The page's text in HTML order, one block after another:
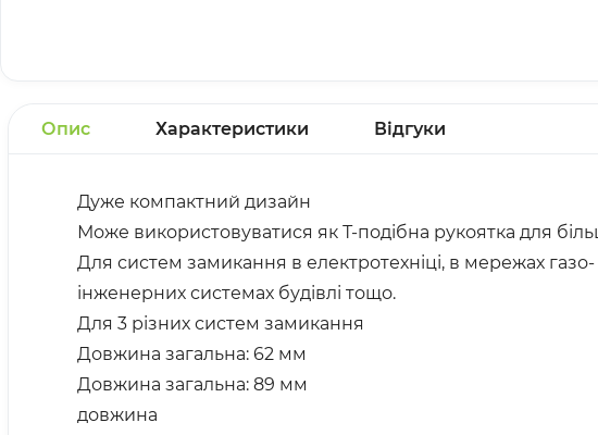
Опис Характеристики Відгуки
Дуже компактний дизайн
Може використовуватися як Т-подібна рукоятка для
Для систем замикання в електротехніці, в мережах
інженерних системах будівлі тощо.
Для 3 різних систем замикання
Довжина загальна: 62 мм
Довжина загальна: 89 мм
довжина